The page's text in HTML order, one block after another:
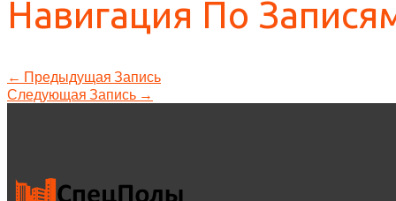
Навигация По
← Предыдущая Запись
Следующая Запись →